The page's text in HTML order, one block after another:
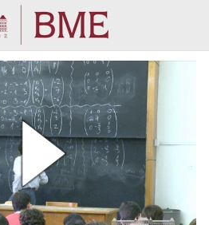
Tartalom kihagyása